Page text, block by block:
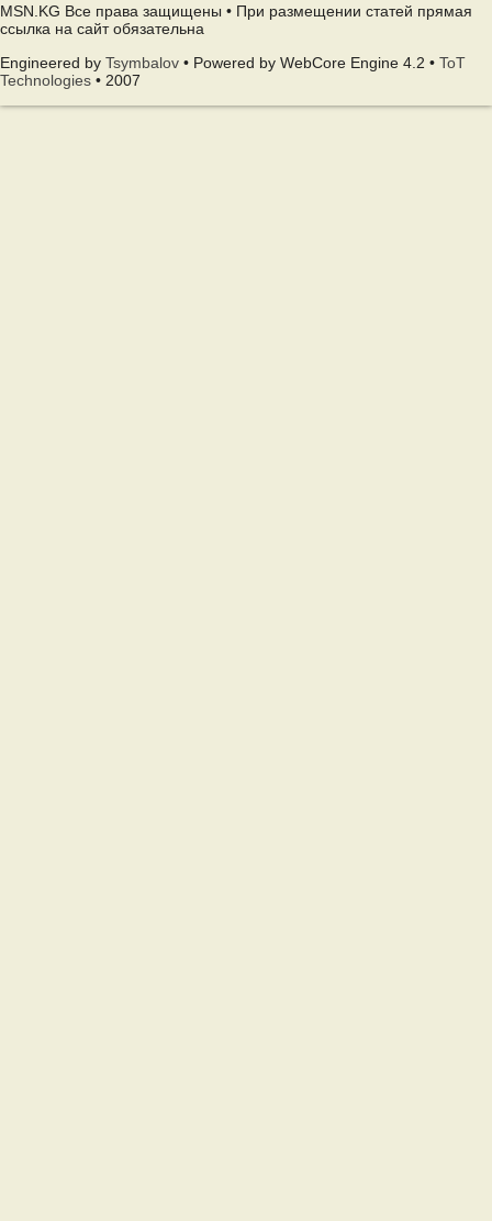
MSN.KG Все права защищены • При размещении статей прямая
ссылка на сайт обязательна
Engineered by Tsymbalov • Powered by WebCore Engine 4.2 • ToT
Technologies • 2007